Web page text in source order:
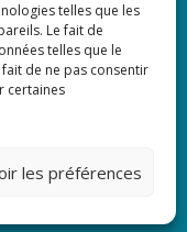
telles que les
Le fait de
telles que le
de ne pas consentir
certaines
les préférences